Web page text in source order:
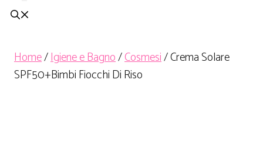
Home/Igiene e Bagno/Cosmesi/ Crema Solare
SPF50+Bimbi Fiocchi Di Riso